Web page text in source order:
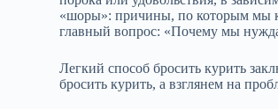
«шоры»: причины, по которым мы
главный вопрос: «Почему мы
Легкий способ бросить курить
бросить курить, а взглянем на